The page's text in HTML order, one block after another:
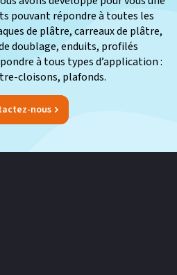
pouvant répondre à toutes les
de plâtre, carreaux de plâtre,
doublage, enduits, profilés
à tous types d’application :
cloisons, plafonds.
nous